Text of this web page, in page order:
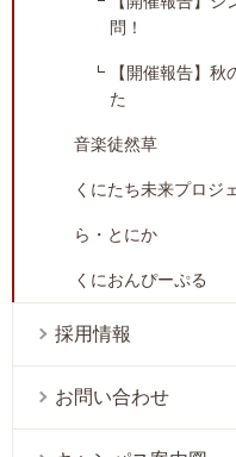
問！
【開催報告】
た
音楽徒然草
くにたち未来プロジ
ら・とにか
くにおんぴーぷる
採用情報
お問い合わせ